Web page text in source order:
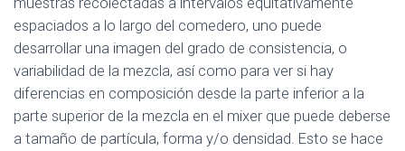
espaciados a lo largo del comedero, uno puede
desarrollar una imagen del grado de consistencia, o
variabilidad de la mezcla, así como para ver si hay
diferencias en composición desde la parte inferior a la
parte superior de la mezcla en el mixer que puede deberse
a tamaño de partícula, forma y/o densidad. Esto se hace